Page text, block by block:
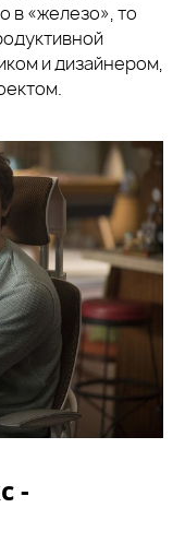
в «железо», то
и дизайнером,
-